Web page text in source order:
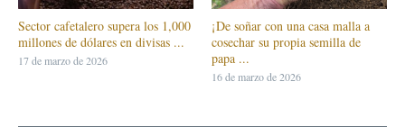
Sector cafetalero supera los 1,000
millones de dólares en divisas ...
17 de marzo de 2026
¡De soñar con una casa malla a
cosechar su propia semilla de
papa ...
16 de marzo de 2026